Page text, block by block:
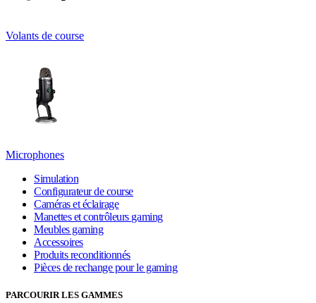
Volants de course
Microphones
Simulation
Configurateur de course
Caméras et éclairage
Manettes et contrôleurs gaming
Meubles gaming
Accessoires
Produits reconditionnés
Pièces de rechange pour le gaming
PARCOURIR LES GAMMES